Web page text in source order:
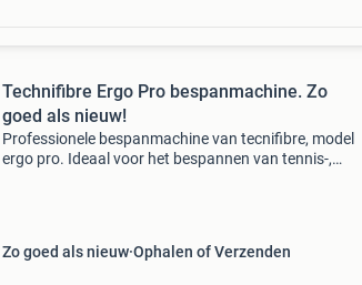
Technifibre Ergo Pro bespanmachine. Zo
goed als nieuw!
Professionele bespanmachine van tecnifibre, model
ergo pro. Ideaal voor het bespannen van tennis-,
Zo goed als nieuw Ophalen of Verzenden